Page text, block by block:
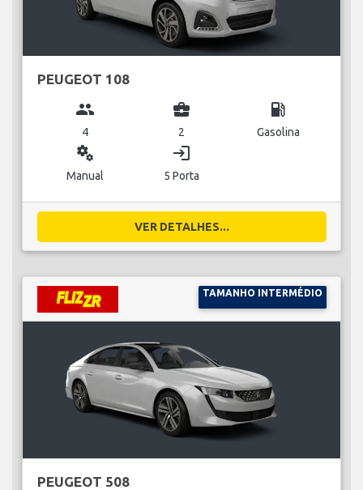
PEUGEOT 108
group
4
business_center
2
local_gas_station
Gasolina
miscellaneous_services
Manual
login
5 Porta
VER DETALHES...
TAMANHO INTERMÉDIO
PEUGEOT 508